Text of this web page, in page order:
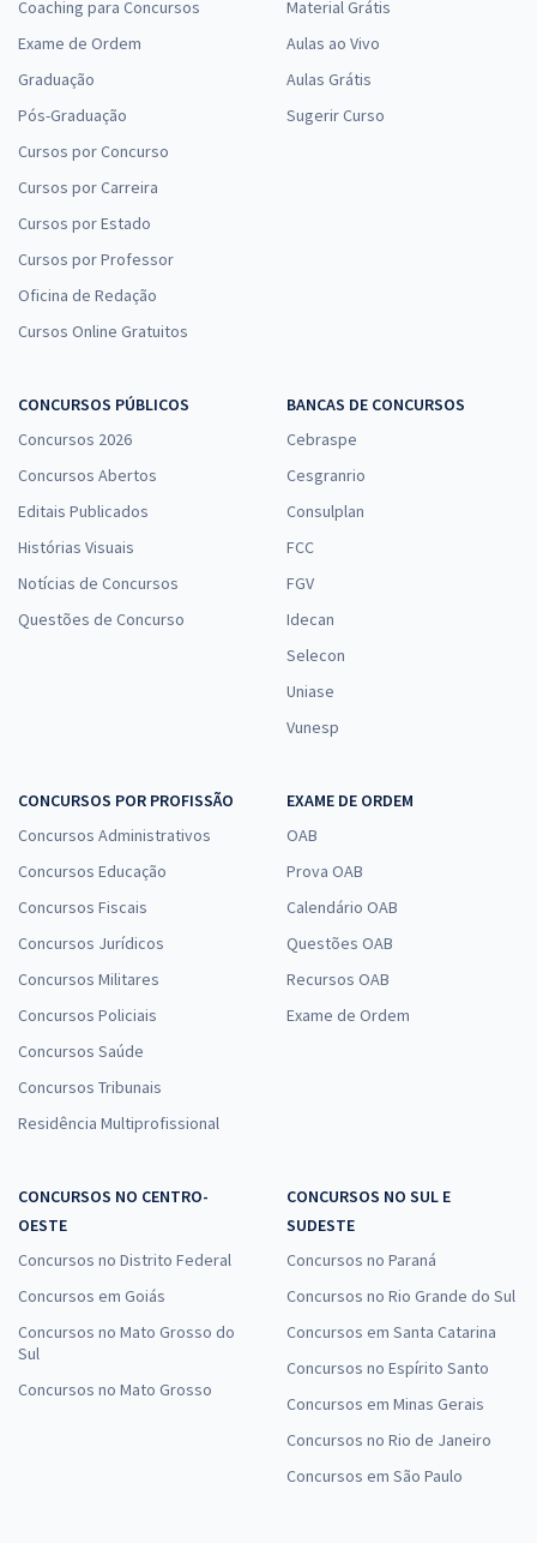
Coaching para Concursos
Exame de Ordem
Graduação
Pós-Graduação
Cursos por Concurso
Cursos por Carreira
Cursos por Estado
Cursos por Professor
Oficina de Redação
Cursos Online Gratuitos
Material Grátis
Aulas ao Vivo
Aulas Grátis
Sugerir Curso
CONCURSOS PÚBLICOS
Concursos 2026
Concursos Abertos
Editais Publicados
Histórias Visuais
Notícias de Concursos
Questões de Concurso
BANCAS DE CONCURSOS
Cebraspe
Cesgranrio
Consulplan
FCC
FGV
Idecan
Selecon
Uniase
Vunesp
CONCURSOS POR PROFISSÃO
Concursos Administrativos
Concursos Educação
Concursos Fiscais
Concursos Jurídicos
Concursos Militares
Concursos Policiais
Concursos Saúde
Concursos Tribunais
Residência Multiprofissional
EXAME DE ORDEM
OAB
Prova OAB
Calendário OAB
Questões OAB
Recursos OAB
Exame de Ordem
CONCURSOS NO CENTRO-
OESTE
Concursos no Distrito Federal
Concursos em Goiás
Concursos no Mato Grosso do
Sul
Concursos no Mato Grosso
CONCURSOS NO SUL E
SUDESTE
Concursos no Paraná
Concursos no Rio Grande do Sul
Concursos em Santa Catarina
Concursos no Espírito Santo
Concursos em Minas Gerais
Concursos no Rio de Janeiro
Concursos em São Paulo